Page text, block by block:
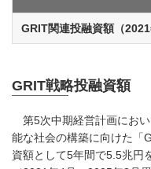
GRIT関連投融資額（2021
GRIT戦略投融資額
第5次中期経営計画にお
能な社会の構築に向けた「
資額として5年間で5.5兆円